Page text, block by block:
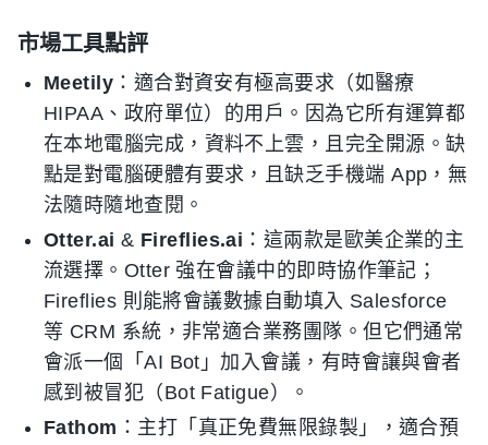
市場工具點評
Meetily ：適合對資安有極高要求（如醫療
HIPAA、政府單位）的用戶。因為它所有運算都
在本地電腦完成，資料不上雲，且完全開源。缺
點是對電腦硬體有要求，且缺乏手機端 App，無
法隨時隨地查閱。
Otter.ai & Fireflies.ai ：這兩款是歐美企業的主
流選擇。Otter 強在會議中的即時協作筆記；
Fireflies 則能將會議數據自動填入 Salesforce
等 CRM 系統，非常適合業務團隊。但它們通常
會派一個「AI Bot」加入會議，有時會讓與會者
感到被冒犯（Bot Fatigue）。
Fathom ：主打「真正免費無限錄製」，適合預